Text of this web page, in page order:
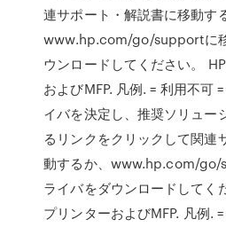
連サポート・解説書に移動す
www.hp.com/go/supportに
ウンロードしてください。
およびMFP. 凡例. = 利用不可
イバを決定し、推奨ソリュー
るリンクをクリックして関連
動するか、www.hp.com/go/
ライバをダウンロードしてく
プリンターおよびMFP. 凡例.